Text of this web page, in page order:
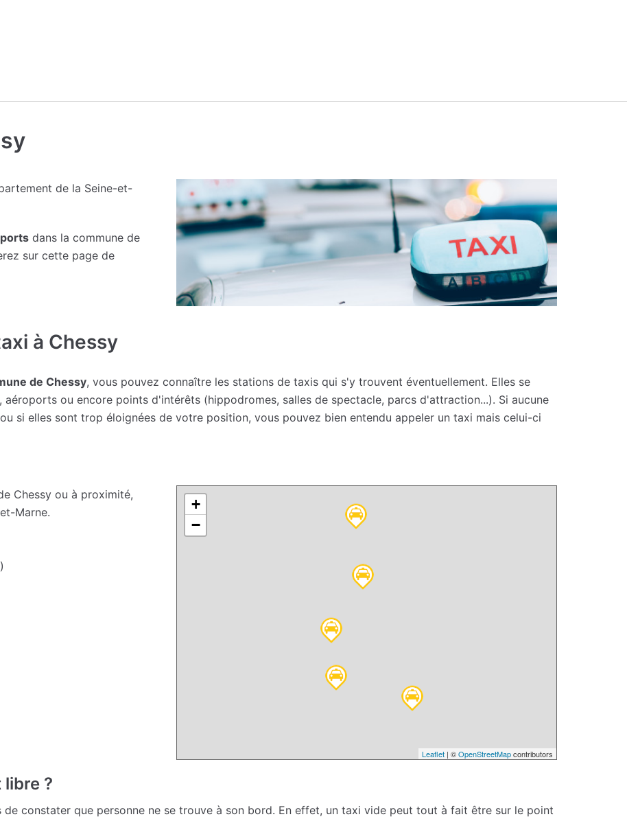
de la Seine-et-
dans la commune de
sur cette page de
à Chessy
de Chessy, vous pouvez connaître les stations de taxis qui s'y trouvent éventuellement. Elles se
ou encore points d'intérêts (hippodromes, salles de spectacle, parcs d'attraction...). Si aucune
si elles sont trop éloignées de votre position, vous pouvez bien entendu appeler un taxi mais celui-ci
Chessy ou à proximité,
Marne.
+
−
Leaflet | ©OpenStreetMapcontributors
?
de constater que personne ne se trouve à son bord. En effet, un taxi vide peut tout à fait être sur le point